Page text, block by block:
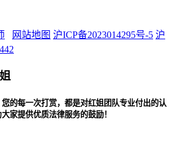
网站地图 沪ICP备2023014295号-5 沪
的每一次打赏，都是对红姐团队专业付出的认
家提供优质法律服务的鼓励！